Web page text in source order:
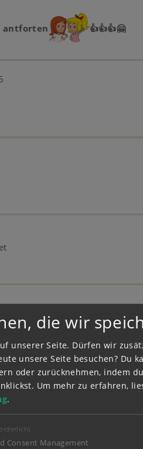
antforten 👍👍👍🤗
ganz normal
die wir
unserer Seite. Dürfen wir
unsere Seite besuchen? Du
oder zurücknehmen, indem
Um mehr zu erfahren,
.
Consent Management